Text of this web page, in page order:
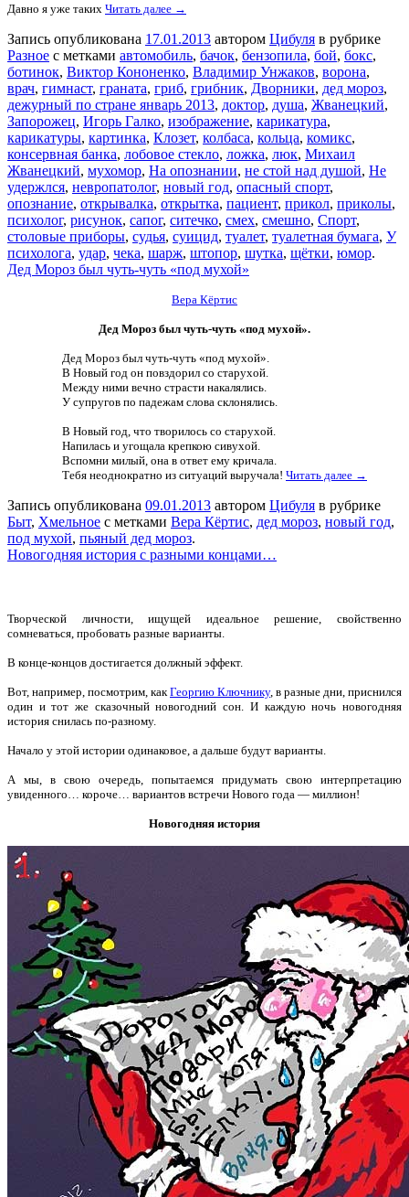
Давно я уже таких Читать далее →
Запись опубликована 17.01.2013 автором Цибуля в рубрике
Разное с метками автомобиль, бачок, бензопила, бой, бокс,
ботинок, Виктор Кононенко, Владимир Унжаков, ворона,
врач, гимнаст, граната, гриб, грибник, Дворники, дед мороз,
дежурный по стране январь 2013, доктор, душа, Жванецкий,
Запорожец, Игорь Галко, изображение, карикатура,
карикатуры, картинка, Клозет, колбаса, кольца, комикс,
консервная банка, лобовое стекло, ложка, люк, Михаил
Жванецкий, мухомор, На опознании, не стой над душой, Не
удержлся, невропатолог, новый год, опасный спорт,
опознание, открывалка, открытка, пациент, прикол, приколы,
психолог, рисунок, сапог, ситечко, смех, смешно, Спорт,
столовые приборы, судья, суицид, туалет, туалетная бумага, У
психолога, удар, чека, шарж, штопор, шутка, щётки, юмор.
Дед Мороз был чуть-чуть «под мухой»
Вера Кёртис
Дед Мороз был чуть-чуть «под мухой».
Дед Мороз был чуть-чуть «под мухой».
В Новый год он повздорил со старухой.
Между ними вечно страсти накалялись.
У супругов по падежам слова склонялись.
В Новый год, что творилось со старухой.
Напилась и угощала крепкою сивухой.
Вспомни милый, она в ответ ему кричала.
Тебя неоднократно из ситуаций выручала! Читать далее →
Запись опубликована 09.01.2013 автором Цибуля в рубрике
Быт, Хмельное с метками Вера Кёртис, дед мороз, новый год,
под мухой, пьяный дед мороз.
Новогодняя история с разными концами…
Творческой личности, ищущей идеальное решение, свойственно
сомневаться, пробовать разные варианты.
В конце-концов достигается должный эффект.
Вот, например, посмотрим, как Георгию Ключнику, в разные дни, приснился
один и тот же сказочный новогодний сон. И каждую ночь новогодняя
история снилась по-разному.
Начало у этой истории одинаковое, а дальше будут варианты.
А мы, в свою очередь, попытаемся придумать свою интерпретацию
увиденного… короче… вариантов встречи Нового года — миллион!
Новогодняя история